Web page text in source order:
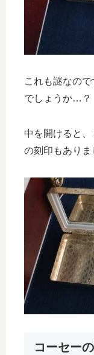
これも謎なの
でしょうか…？
中を開けると、
の刻印もありま
コーセー